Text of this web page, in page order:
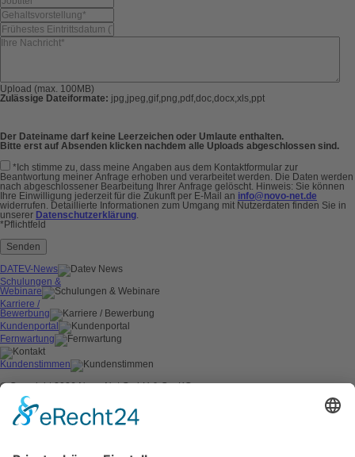
Upload (max. 100MB)
Zulässige Dateiformate: jpg,jpeg,gif,png,pdf,doc,docx,xls,ppt
Der Dateiname darf keine Leerzeichen oder Umlaute enthalten.
Bitte erst auf Absenden klicken nachdem alle Uploads abgeschlossen sind.
*Ich stimme zu, dass meine Angaben aus dem Kontaktformular zur
Beantwortung meiner Anfrage erhoben und verarbeitet werden. Die Daten werden
nach abgeschlossener Bearbeitung Ihrer Anfrage gelöscht. Hinweis: Sie können
Ihre Einwilligung jederzeit für die Zukunft per E-Mail an info@novo-net.de
widerrufen. Detaillierte Informationen zum Umgang mit Nutzerdaten finden Sie in
unserer Datenschutzerklärung.
*Pflichtfeld
Senden
DATEV-News
Schulungen &
Webinare
Karriere /
Bewerbung
Kundenportal
Fernwartung
Kundenstimmen
© Copyright 2026 Novo-Net GmbH & Co. KG
AGB
Impressum